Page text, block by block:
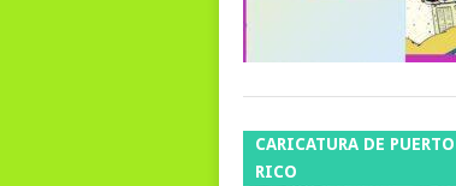
CARICATURA DE PUERTO
RICO